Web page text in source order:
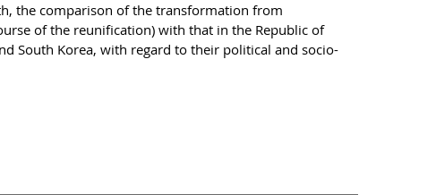
the comparison of the transformation from
of the reunification) with that in the Republic of
South Korea, with regard to their political and socio-